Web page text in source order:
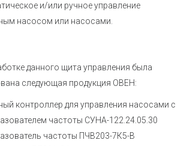
и/или ручное управление
насосом или насосами.
данного щита управления была
следующая продукция ОВЕН:
контроллер для управления насосами с
частоты СУНА-122.24.05.30
частоты ПЧВ203-7К5-В